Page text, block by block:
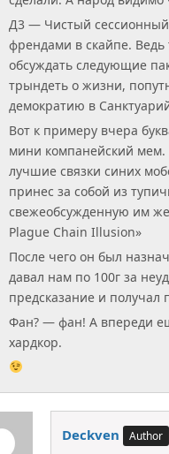
Д3 — Чистый сессионный
френдами в скайпе. Ведь
обсуждать следующие
трындеть о жизни,
демократию в
Вот к примеру вчера
мини компанейский мем.
лучшие связки синих
принес за собой из
свежеобсужденную им же
Plague Chain Illusion»
После чего он был
давал нам по 100г за
предсказание и получал
Фан? — фан! А впереди
хардкор.
Deckven